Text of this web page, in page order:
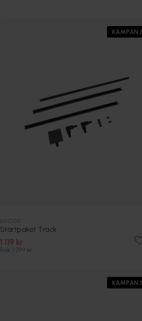
KAMPANJ
Startpaket Track
1 119 kr
Rek. 1 399 kr
KAMPANJ